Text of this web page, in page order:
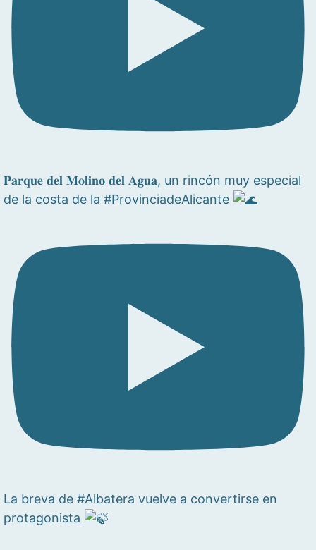
𝐏𝐚𝐫𝐪𝐮𝐞 𝐝𝐞𝐥 𝐌𝐨𝐥𝐢𝐧𝐨 𝐝𝐞𝐥 𝐀𝐠𝐮𝐚, un rincón muy especial
de la costa de la #ProvinciadeAlicante
La breva de #Albatera vuelve a convertirse en
protagonista